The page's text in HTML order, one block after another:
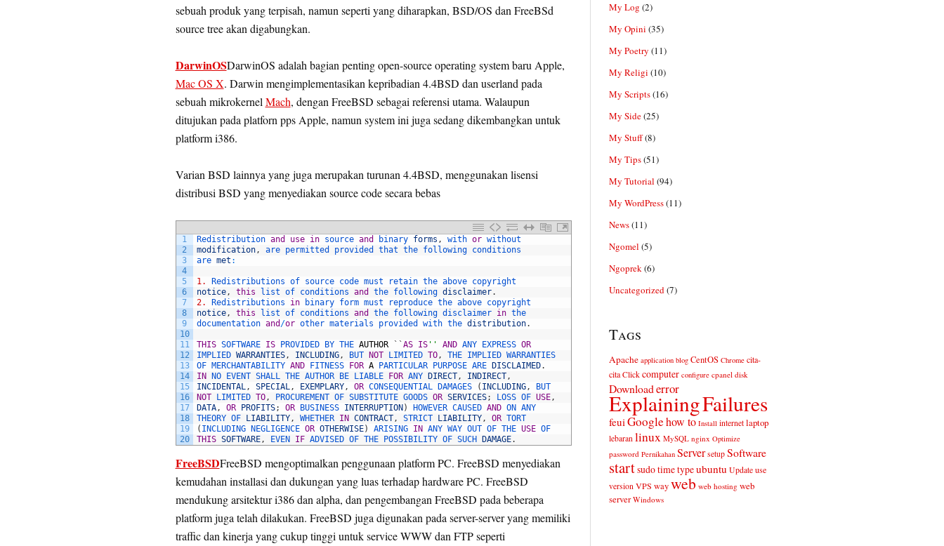
sebuah produk yang terpisah, namun seperti yang diharapkan, BSD/OS dan FreeBSd
source tree akan digabungkan.
DarwinOSDarwinOS adalah bagian penting open-source operating system baru Apple,
Mac OS X. Darwin mengimplementasikan kepribadian 4.4BSD dan userland pada
sebuah mikrokernel Mach, dengan FreeBSD sebagai referensi utama. Walaupun
ditujukan pada platforn pps Apple, namun system ini juga sedang dikembangkan untuk
platform i386.
Varian BSD lainnya yang juga merupakan turunan 4.4BSD, menggunakan lisensi
distribusi BSD yang menyediakan source code secara bebas
1
2
3
4
5
6
7
8
9
10
11
12
13
14
15
16
17
18
19
20
Redistribution and use in source and binary forms , with or without
modification, are permitted provided that the following conditions
are met :
1. Redistributions of source code must retain the above copyright
notice, this list of conditions and the following disclaimer.
2.
Redistributions in binary form must reproduce the above copyright
notice, this list of conditions and the following disclaimer in the
documentation and /or other materials provided with the distribution.
THIS SOFTWARE IS PROVIDED BY THE AUTHOR ` `AS IS'' AND ANY EXPRESS OR
IMPLIED WARRANTIES, INCLUDING, BUT NOT LIMITED TO, THE IMPLIED WARRANTIES
OF MERCHANTABILITY AND FITNESS FOR A PARTICULAR PURPOSE ARE DISCLAIMED.
IN
NO EVENT SHALL THE AUTHOR BE LIABLE FOR ANY DIRECT, INDIRECT,
INCIDENTAL, SPECIAL, EXEMPLARY, OR CONSEQUENTIAL DAMAGES ( INCLUDING,
BUT
NOT
LIMITED TO, PROCUREMENT OF SUBSTITUTE GOODS OR SERVICES; LOSS OF USE,
DATA, OR PROFITS; OR BUSINESS INTERRUPTION ) HOWEVER CAUSED AND ON ANY
THEORY OF LIABILITY, WHETHER IN CONTRACT, STRICT LIABILITY, OR TORT
( INCLUDING NEGLIGENCE OR OTHERWISE) ARISING IN ANY WAY OUT OF THE USE OF
THIS SOFTWARE, EVEN IF ADVISED OF THE POSSIBILITY OF SUCH DAMAGE.
FreeBSDFreeBSD mengoptimalkan penggunaan platform PC. FreeBSD menyediakan
kemudahan installasi dan dukungan yang luas terhadap hardware PC. FreeBSD
mendukung arsitektur i386 dan alpha, dan pengembangan FreeBSD pada beberapa
platform juga telah dilakukan. FreeBSD juga digunakan pada server-server yang memiliki
traffic dan kinerja yang cukup tinggi untuk service WWW dan FTP seperti
My Log (2)
My Opini (35)
My Poetry (11)
My Religi (10)
My Scripts(16)
My Side(25)
My Stuff(8)
My Tips(51)
My Tutorial (94)
My WordPress(11)
News(11)
Ngomel (5)
Ngoprek(6)
Uncategorized(7)
Tags
Apache application blog CentOS Chrome cita-
cita Click computer configure cpanel disk
Downloaderror
ExplainingFailures
feuiGooglehow to Install internet laptop
lebaran linux MySQL nginx Optimize
password Pernikahan Server setup Software
startsudotimetypeubuntu Update use
version VPS way web web hosting web
server Windows